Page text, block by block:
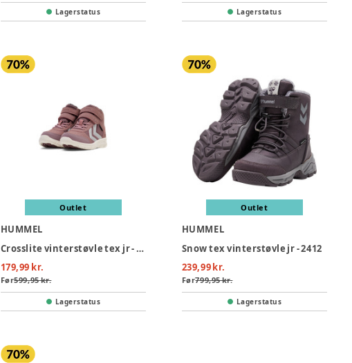
Lagerstatus Lagerstatus
Outlet
HUMMEL
Crosslite vinterstøvle tex jr - 8719
179,99 kr.
Før599,95 kr.
Lagerstatus
Outlet
HUMMEL
Snow tex vinterstøvle jr - 2412
239,99 kr.
Før799,95 kr.
Lagerstatus